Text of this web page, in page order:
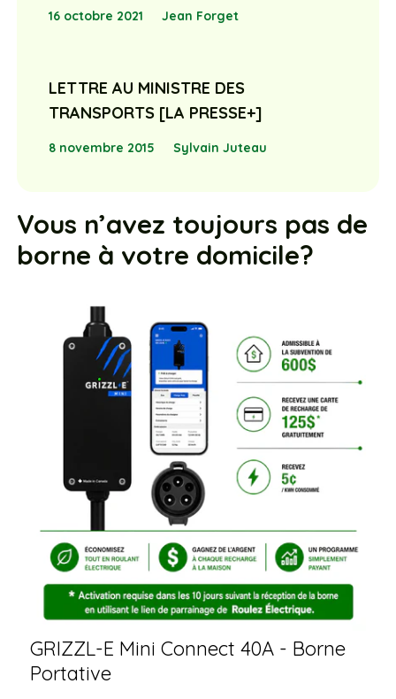
16 octobre 2021 Jean Forget
LETTRE AU MINISTRE DES
TRANSPORTS [LA PRESSE+]
8 novembre 2015 Sylvain Juteau
Vous n’avez toujours pas de
borne à votre domicile?
GRIZZL-E Mini Connect 40A - Borne
Portative